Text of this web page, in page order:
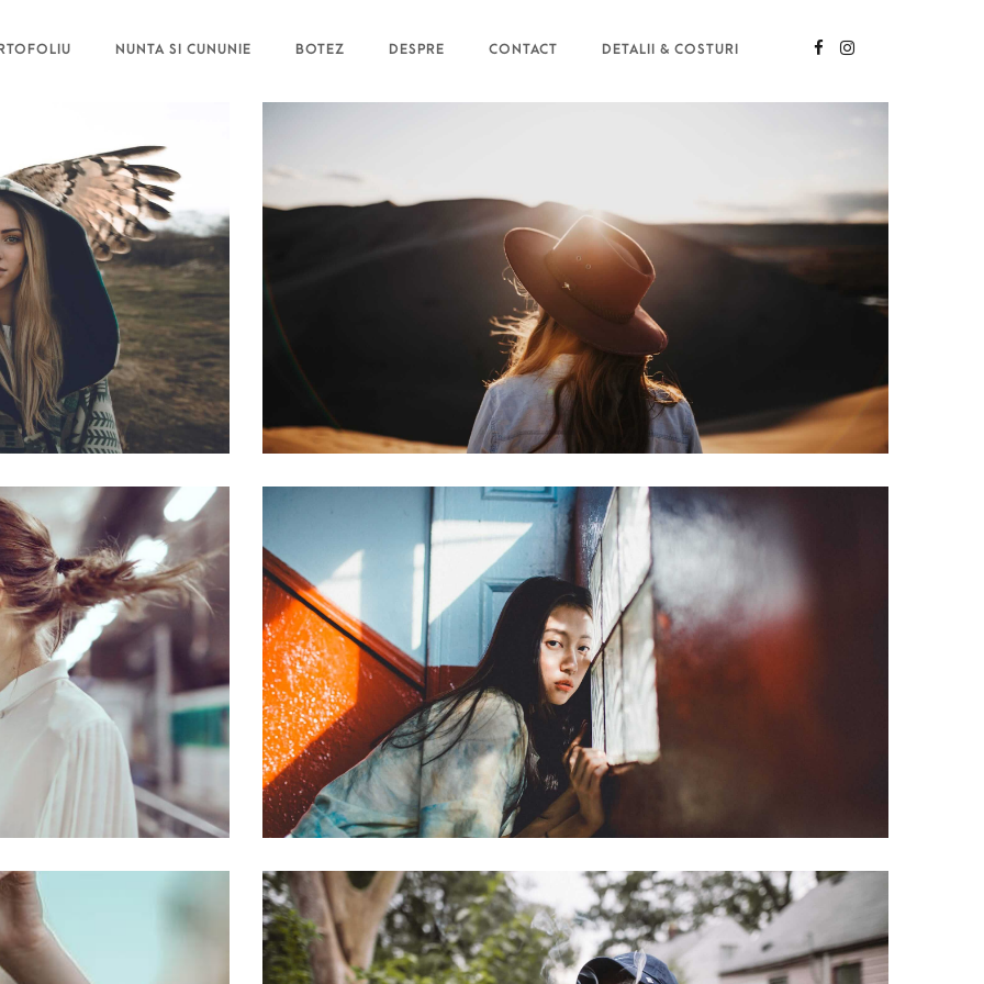
NUNTA SI CUNUNIE BOTEZ DESPRE CONTACT DETALII & COSTURI
Loreet